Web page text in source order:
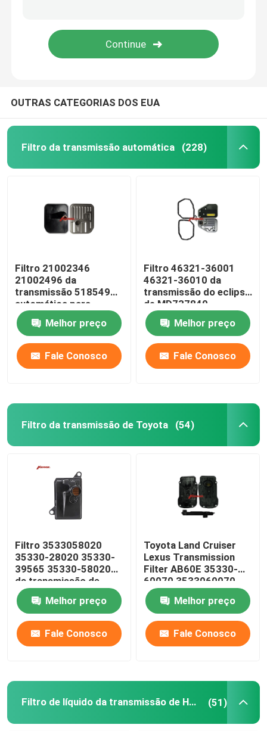
Quem Somos
Contatos
Produtos
Filtro da transmissão de Toyota
OUTRAS CATEGORIAS DOS EUA
Filtro da transmissão automática (228)
Filtro 21002346
21002496 da
transmissão 518549
automática para
Saturn TAAT
Melhor preço
Fale Conosco
Filtro 46321-36001
46321-36010 da
transmissão do eclipse
de MD737840
MD673110 Mitsubishi
Melhor preço
Fale Conosco
Filtro da transmissão de Toyota (54)
Filtro 3533058020
35330-28020 35330-
39565 35330-58020
da transmissão de
K114 K115 Toyota
Melhor preço
Fale Conosco
Toyota Land Cruiser
Lexus Transmission
Filter AB60E 35330-
60070 3533060070
Melhor preço
Fale Conosco
Filtro de líquido da transmissão de Honda (51)